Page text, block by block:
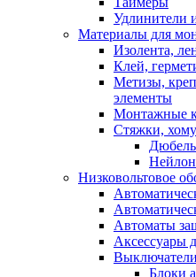
Удлинители
Материалы для
Изолента,
Клей,
Метизы,
элементы
Монтажные
Стяжки,
Низковольтовое
Автоматы
Аксессуары
Блоки